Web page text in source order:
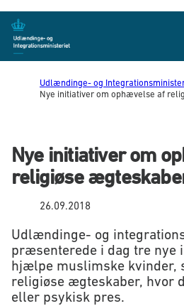
Gå til forsiden
Udlændinge- og
Nye initiativer om ophævelse af
Nye initiativer om
religiøse
26.09.2018
Udlændinge- og
præsenterede i dag tre nye
hjælpe muslimske kvinder,
religiøse ægteskaber, hvor
eller psykisk pres.